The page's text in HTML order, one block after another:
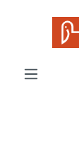
Zum